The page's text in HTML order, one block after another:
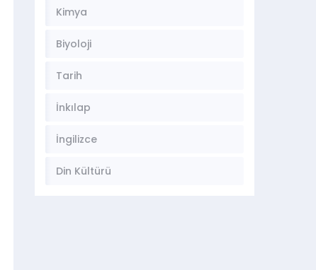
Kimya
Biyoloji
Tarih
İnkılap
İngilizce
Din Kültürü